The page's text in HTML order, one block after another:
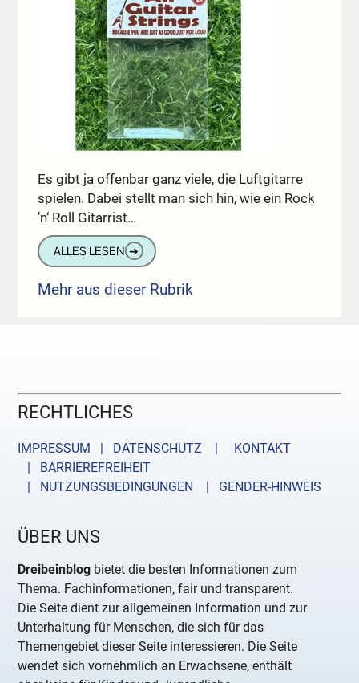
Es gibt ja offenbar ganz viele, die Luftgitarre
spielen. Dabei stellt man sich hin, wie ein Rock
’n‘ Roll Gitarrist…
ALLES LESEN ➔
Mehr aus dieser Rubrik
RECHTLICHES
IMPRESSUM | DATENSCHUTZ |
KONTAKT
| BARRIEREFREIHEIT
| NUTZUNGSBEDINGUNGEN
| GENDER-HINWEIS
ÜBER UNS
Dreibeinblog bietet die besten Informationen zum
Thema. Fachinformationen, fair und transparent.
Die Seite dient zur allgemeinen Information und zur
Unterhaltung für Menschen, die sich für das
Themengebiet dieser Seite interessieren. Die Seite
wendet sich vornehmlich an Erwachsene, enthält